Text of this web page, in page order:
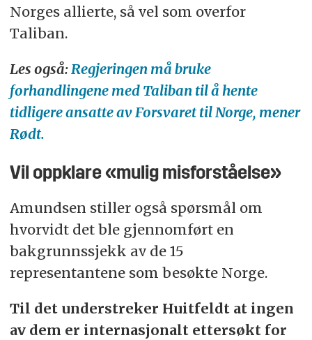
Norges allierte, så vel som overfor
Taliban.
Les også:Regjeringen må bruke
forhandlingene med Taliban til å hente
tidligere ansatte av Forsvaret til Norge, mener
Rødt.
Vil oppklare «mulig misforståelse»
Amundsen stiller også spørsmål om
hvorvidt det ble gjennomført en
bakgrunnssjekk av de 15
representantene som besøkte Norge.
Til det understreker Huitfeldt at ingen
av dem er internasjonalt ettersøkt for